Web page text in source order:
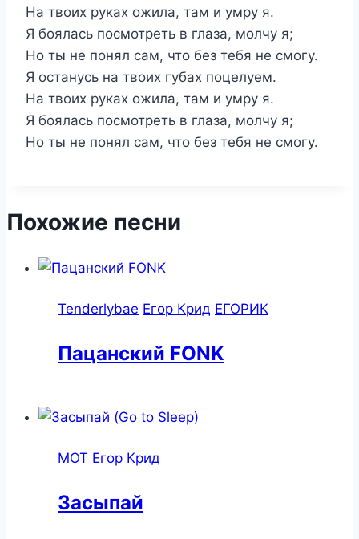
На твоих руках ожила, там и умру я.
Я боялась посмотреть в глаза, молчу я;
Но ты не понял сам, что без тебя не смогу.
Я останусь на твоих губах поцелуем.
На твоих руках ожила, там и умру я.
Я боялась посмотреть в глаза, молчу я;
Но ты не понял сам, что без тебя не смогу.
Похожие песни
Tenderlybae Егор Крид ЕГОРИК
Пацанский FONK
MOT Егор Крид
Засыпай